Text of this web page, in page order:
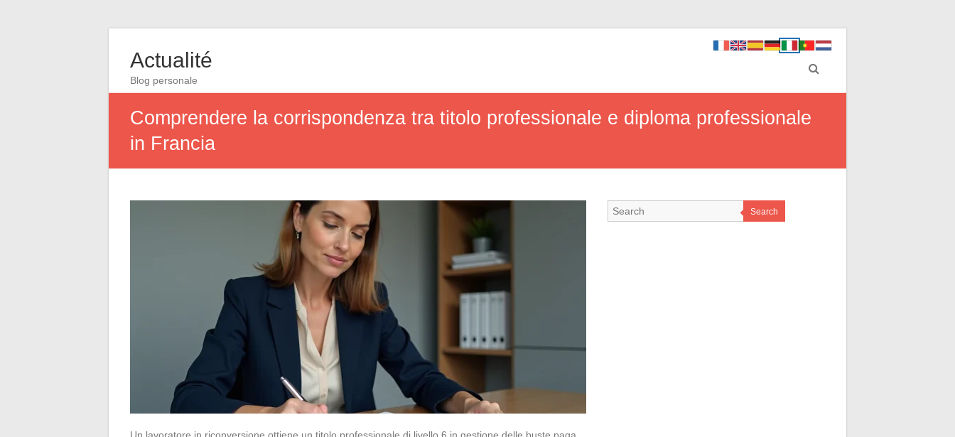
Actualité
Blog personale
Comprendere la corrispondenza tra titolo professionale e diploma professionale
in Francia
Search